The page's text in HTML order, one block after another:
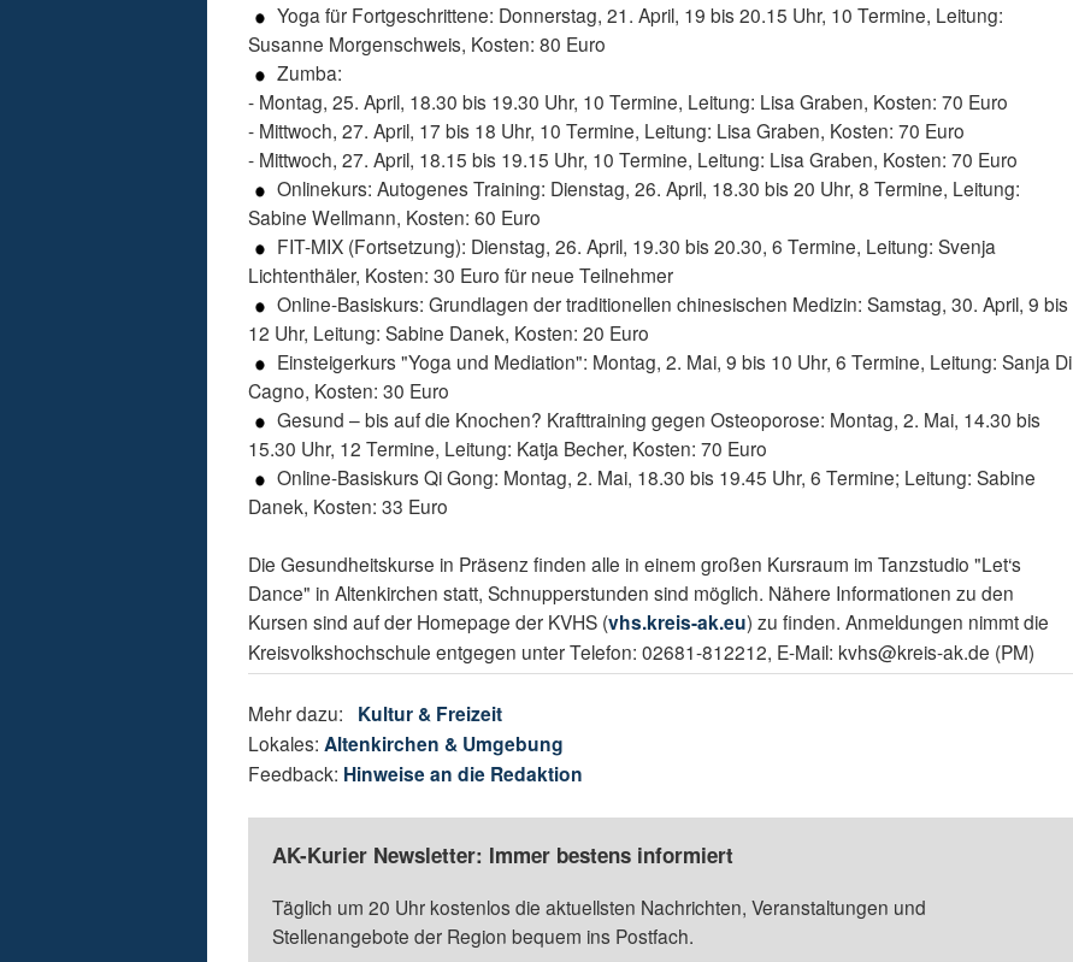
Yoga für Fortgeschrittene: Donnerstag, 21. April, 19 bis 20.15 Uhr, 10 Termine, Leitung:
Susanne Morgenschweis, Kosten: 80 Euro
Zumba:
- Montag, 25. April, 18.30 bis 19.30 Uhr, 10 Termine, Leitung: Lisa Graben, Kosten: 70 Euro
- Mittwoch, 27. April, 17 bis 18 Uhr, 10 Termine, Leitung: Lisa Graben, Kosten: 70 Euro
- Mittwoch, 27. April, 18.15 bis 19.15 Uhr, 10 Termine, Leitung: Lisa Graben, Kosten: 70 Euro
Onlinekurs: Autogenes Training: Dienstag, 26. April, 18.30 bis 20 Uhr, 8 Termine, Leitung:
Sabine Wellmann, Kosten: 60 Euro
FIT-MIX (Fortsetzung): Dienstag, 26. April, 19.30 bis 20.30, 6 Termine, Leitung: Svenja
Lichtenthäler, Kosten: 30 Euro für neue Teilnehmer
Online-Basiskurs: Grundlagen der traditionellen chinesischen Medizin: Samstag, 30. April, 9 bis
12 Uhr, Leitung: Sabine Danek, Kosten: 20 Euro
Einsteigerkurs "Yoga und Mediation": Montag, 2. Mai, 9 bis 10 Uhr, 6 Termine, Leitung: Sanja Di
Cagno, Kosten: 30 Euro
Gesund – bis auf die Knochen? Krafttraining gegen Osteoporose: Montag, 2. Mai, 14.30 bis
15.30 Uhr, 12 Termine, Leitung: Katja Becher, Kosten: 70 Euro
Online-Basiskurs Qi Gong: Montag, 2. Mai, 18.30 bis 19.45 Uhr, 6 Termine; Leitung: Sabine
Danek, Kosten: 33 Euro
Die Gesundheitskurse in Präsenz finden alle in einem großen Kursraum im Tanzstudio "Let‘s
Dance" in Altenkirchen statt, Schnupperstunden sind möglich. Nähere Informationen zu den
Kursen sind auf der Homepage der KVHS (vhs.kreis-ak.eu) zu finden. Anmeldungen nimmt die
Kreisvolkshochschule entgegen unter Telefon: 02681-812212, E-Mail: kvhs@kreis-ak.de (PM)
Mehr dazu: Kultur & Freizeit
Lokales:Altenkirchen & Umgebung
Feedback: Hinweise an die Redaktion
AK-Kurier Newsletter: Immer bestens informiert
Täglich um 20 Uhr kostenlos die aktuellsten Nachrichten, Veranstaltungen und
Stellenangebote der Region bequem ins Postfach.